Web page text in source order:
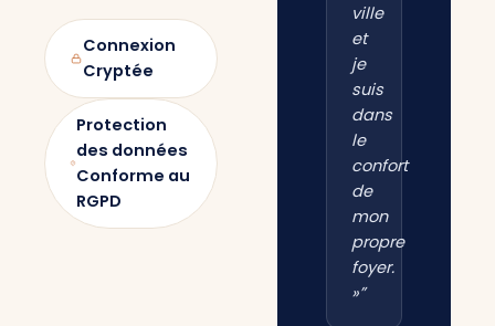
Connexion
Cryptée
Protection
des données
Conforme au
RGPD
ville
et
je
suis
dans
le
confort
de
mon
propre
foyer.
»”